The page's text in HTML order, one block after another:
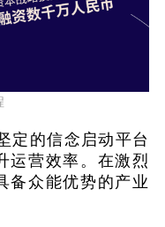
定的信念启动平台
运营效率。在激烈
备众能优势的产业